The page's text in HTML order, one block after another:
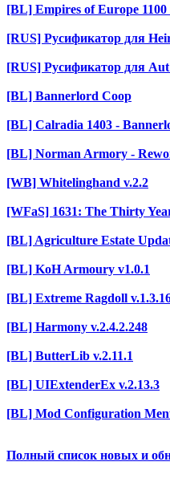
[BL] Empires of Europe 1100
[RUS] Русификатор для
[RUS] Русификатор для
[BL] Bannerlord Coop
[BL] Calradia 1403 -
[BL] Norman Armory -
[WB] Whitelinghand v.2.2
[WFaS] 1631: The Thirty
[BL] Agriculture Estate
[BL] KoH Armoury v1.0.1
[BL] Extreme Ragdoll
[BL] Harmony v.2.4.2.248
[BL] ButterLib v.2.11.1
[BL] UIExtenderEx v.2.13.3
[BL] Mod Configuration
Полный список новых и